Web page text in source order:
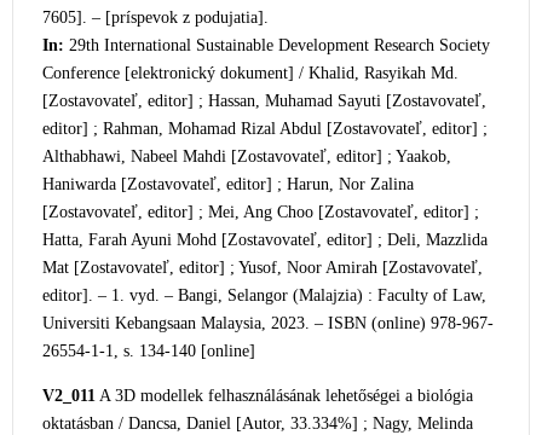
7605]. – [príspevok z podujatia].
In: 29th International Sustainable Development Research Society
Conference [elektronický dokument] / Khalid, Rasyikah Md.
[Zostavovateľ, editor] ; Hassan, Muhamad Sayuti [Zostavovateľ,
editor] ; Rahman, Mohamad Rizal Abdul [Zostavovateľ, editor] ;
Althabhawi, Nabeel Mahdi [Zostavovateľ, editor] ; Yaakob,
Haniwarda [Zostavovateľ, editor] ; Harun, Nor Zalina
[Zostavovateľ, editor] ; Mei, Ang Choo [Zostavovateľ, editor] ;
Hatta, Farah Ayuni Mohd [Zostavovateľ, editor] ; Deli, Mazzlida
Mat [Zostavovateľ, editor] ; Yusof, Noor Amirah [Zostavovateľ,
editor]. – 1. vyd. – Bangi, Selangor (Malajzia) : Faculty of Law,
Universiti Kebangsaan Malaysia, 2023. – ISBN (online) 978-967-
26554-1-1, s. 134-140 [online]
V2_011 A 3D modellek felhasználásának lehetőségei a biológia
oktatásban / Dancsa, Daniel [Autor, 33.334%] ; Nagy, Melinda